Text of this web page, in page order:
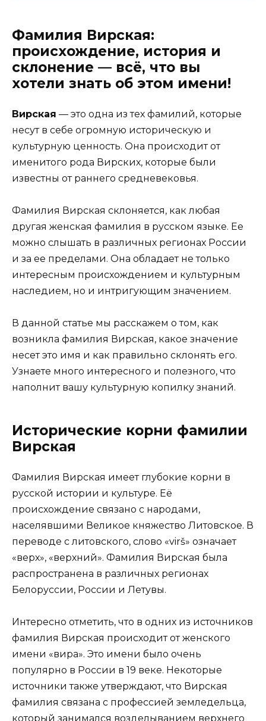
Фамилия Вирская:
происхождение, история и
склонение — всё, что вы
хотели знать об этом имени!
Вирская — это одна из тех фамилий, которые
несут в себе огромную историческую и
культурную ценность. Она происходит от
именитого рода Вирских, которые были
известны от раннего средневековья.
Фамилия Вирская склоняется, как любая
другая женская фамилия в русском языке. Ее
можно слышать в различных регионах России
и за ее пределами. Она обладает не только
интересным происхождением и культурным
наследием, но и интригующим значением.
В данной статье мы расскажем о том, как
возникла фамилия Вирская, какое значение
несет это имя и как правильно склонять его.
Узнаете много интересного и полезного, что
наполнит вашу культурную копилку знаний.
Исторические корни фамилии
Вирская
Фамилия Вирская имеет глубокие корни в
русской истории и культуре. Её
происхождение связано с народами,
населявшими Великое княжество Литовское. В
переводе с литовского, слово «virš» означает
«верх», «верхний». Фамилия Вирская была
распространена в различных регионах
Белоруссии, России и Летувы.
Интересно отметить, что в одних из источников
фамилия Вирская происходит от женского
имени «вира». Это имени было очень
популярно в России в 19 веке. Некоторые
источники также утверждают, что Вирская
фамилия связана с профессией земледельца,
который занимался возделыванием верхнего